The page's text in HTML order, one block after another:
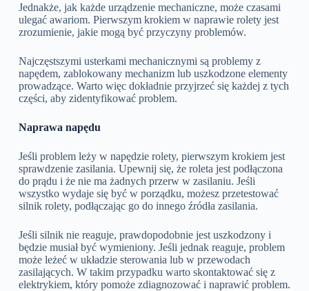
Jednakże, jak każde urządzenie mechaniczne, może czasami
ulegać awariom. Pierwszym krokiem w naprawie rolety jest
zrozumienie, jakie mogą być przyczyny problemów.
Najczęstszymi usterkami mechanicznymi są problemy z
napędem, zablokowany mechanizm lub uszkodzone elementy
prowadzące. Warto więc dokładnie przyjrzeć się każdej z tych
części, aby zidentyfikować problem.
Naprawa napędu
Jeśli problem leży w napędzie rolety, pierwszym krokiem jest
sprawdzenie zasilania. Upewnij się, że roleta jest podłączona
do prądu i że nie ma żadnych przerw w zasilaniu. Jeśli
wszystko wydaje się być w porządku, możesz przetestować
silnik rolety, podłączając go do innego źródła zasilania.
Jeśli silnik nie reaguje, prawdopodobnie jest uszkodzony i
będzie musiał być wymieniony. Jeśli jednak reaguje, problem
może leżeć w układzie sterowania lub w przewodach
zasilających. W takim przypadku warto skontaktować się z
elektrykiem, który pomoże zdiagnozować i naprawić problem.